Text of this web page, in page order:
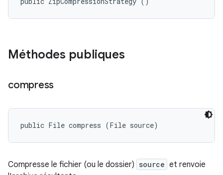
Méthodes publiques
compress
public File compress (File source)
Compresse le fichier (ou le dossier) source et renvoie